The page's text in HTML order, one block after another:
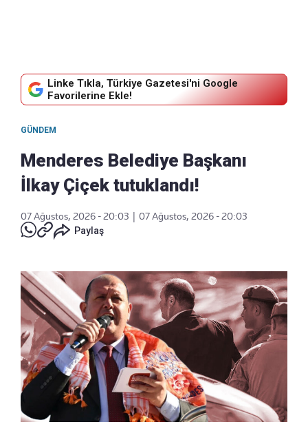
Linke Tıkla, Türkiye Gazetesi'ni Google
Favorilerine Ekle!
GÜNDEM
Menderes Belediye Başkanı
İlkay Çiçek tutuklandı!
07 Ağustos, 2026 - 20:03
07 Ağustos, 2026 - 20:03
Paylaş